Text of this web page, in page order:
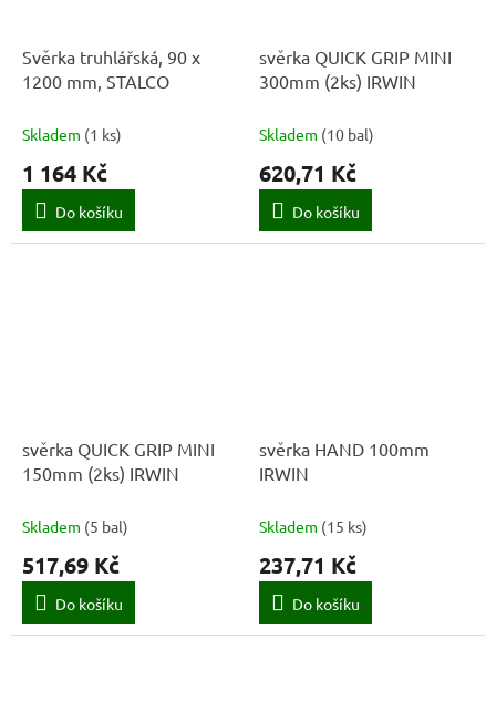
Svěrka truhlářská, 90 x
1200 mm, STALCO
Skladem (1 ks)
1 164 Kč
Do košíku
svěrka QUICK GRIP MINI
300mm (2ks) IRWIN
Skladem (10 bal)
620,71 Kč
Do košíku
svěrka QUICK GRIP MINI
150mm (2ks) IRWIN
Skladem (5 bal)
517,69 Kč
Do košíku
svěrka HAND 100mm
IRWIN
Skladem (15 ks)
237,71 Kč
Do košíku